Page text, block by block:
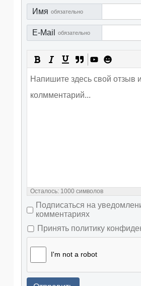
Имя обязательно
E-Mail обязательно
Осталось: 1000 символов
Подписаться на
комментариях
Принять политику
I'm not a robot